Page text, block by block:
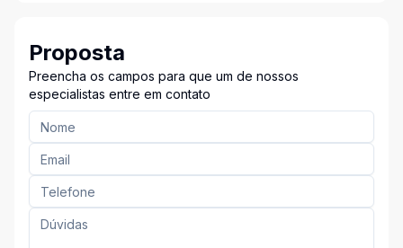
Proposta
Preencha os campos para que um de nossos
especialistas entre em contato